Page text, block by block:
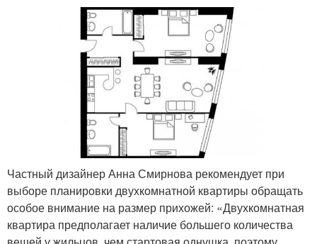
Частный дизайнер Анна Смирнова рекомендует при
выборе планировки двухкомнатной квартиры обращать
особое внимание на размер прихожей: «Двухкомнатная
квартира предполагает наличие большего количества